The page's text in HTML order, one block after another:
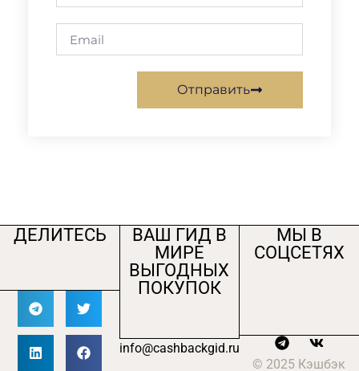
Отправить
ДЕЛИТЕСЬ
ВАШ ГИД В
МИРЕ
ВЫГОДНЫХ
ПОКУПОК
info@cashbackgid.ru
МЫ В
СОЦСЕТЯХ
© 2025 Кэшбэк